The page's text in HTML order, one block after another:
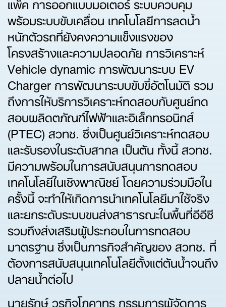
พร้อมระบบขับเคลื่อน เทคโนโลยีการลดน้ำ
หนักตัวรถที่ยังคงความแข็งแรงของ
โครงสร้างและความปลอดภัย การวิเคราะห์
Vehicle dynamic การพัฒนาระบบ EV
Charger การพัฒนาระบบขับขี่อัตโนมัติ รวม
ถึงการให้บริการวิเคราะห์ทดสอบกับศูนย์ทด
สอบผลิดตภัณฑ์ไฟฟ้าและอิเล็กทรอนิกส์
(PTEC) สวทช. ซึ่งเป็นศูนย์วิเคราะห์ทดสอบ
และรับรองในระดับสากล เป็นต้น ทั้งนี้ สวทช.
มีความพร้อมในการสนับสนุนการทดสอบ
เทคโนโลยีในเชิงพาณิชย์ โดยความร่วมมือใน
ครั้งนี้ จะทำให้เกิดการนำเทคโนโลยีมาใช้จริง
และยกระดับระบบขนส่งสาธารณะในพื้นที่อีอีซี
รวมถึงส่งเสริมผู้ประกอบในการทดสอบ
มาตรฐาน ซึ่งเป็นภารกิจสำคัญของ สวทช. ที่
ต้องการสนับสนุนเทคโนโลยีตั้งแต่ต้นน้ำจนถึง
ปลายน้ำต่อไป
นายรักษ์ วรกิจโภคาทร กรรมการผู้จัดการ